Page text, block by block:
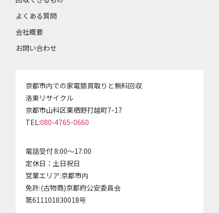
よくある質問
会社概要
お問い合わせ
京都市内での家電類買取りと無料回収
洛東リサイクル
京都市山科区栗栖野打越町7-17
TEL:080-4765-0660
電話受付 8:00～17:00
定休日：土日祝日
営業エリア:京都市内
免許:(古物商)京都府公安委員会
第611101830018号